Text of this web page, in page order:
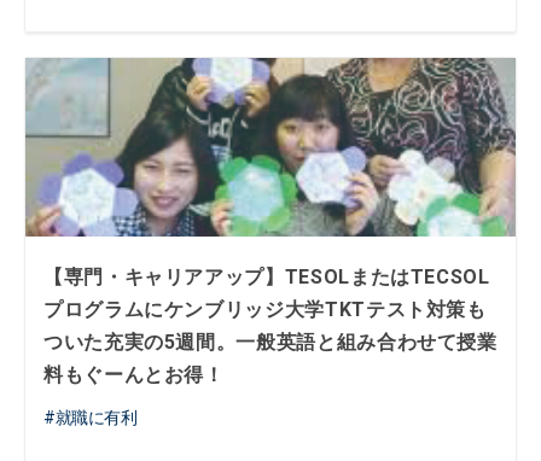
【専門・キャリアアップ】TESOLまたはTECSOL
プログラムにケンブリッジ大学TKTテスト対策も
ついた充実の5週間。一般英語と組み合わせて授業
料もぐーんとお得！
就職に有利